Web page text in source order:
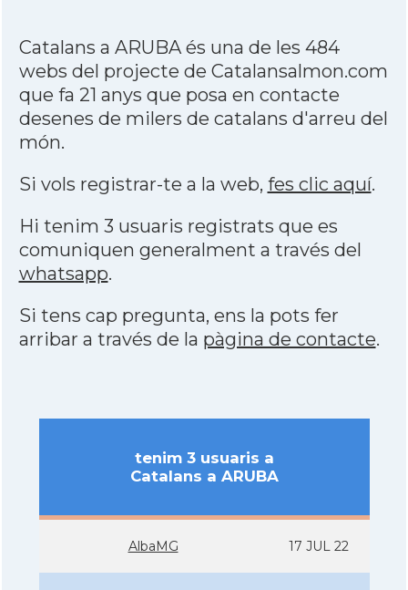
Catalans a ARUBA és una de les 484
webs del projecte de Catalansalmon.com
que fa 21 anys que posa en contacte
desenes de milers de catalans d'arreu del
món.
Si vols registrar-te a la web, fes clic aquí.
Hi tenim 3 usuaris registrats que es
comuniquen generalment a través del
whatsapp.
Si tens cap pregunta, ens la pots fer
arribar a través de la pàgina de contacte.
tenim 3 usuaris a
Catalans a ARUBA
AlbaMG 17 JUL 22